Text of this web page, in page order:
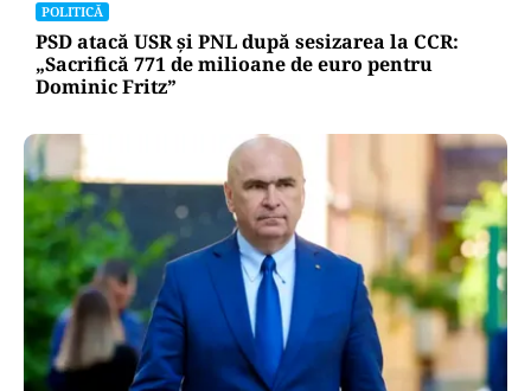
POLITICĂ
PSD atacă USR și PNL după sesizarea la CCR:
„Sacrifică 771 de milioane de euro pentru
Dominic Fritz”